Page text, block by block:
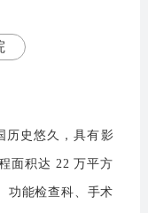
历史悠久，具有影
面积达 22 万平方
功能检查科、手术